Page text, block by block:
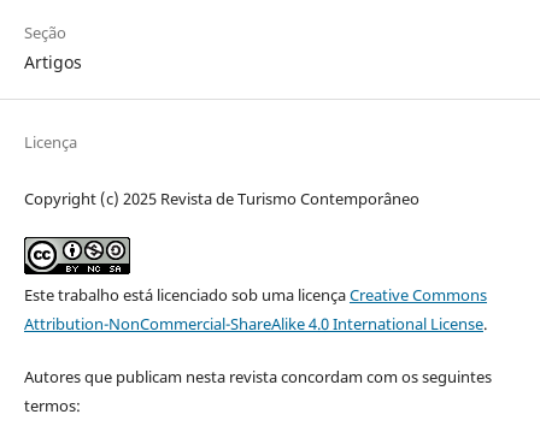
Seção
Artigos
Licença
Copyright (c) 2025 Revista de Turismo Contemporâneo
Este trabalho está licenciado sob uma licençaCreative Commons
Attribution-NonCommercial-ShareAlike 4.0 International License.
Autores que publicam nesta revista concordam com os seguintes
termos: